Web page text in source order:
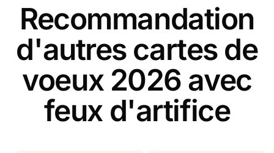
Recommandation
d'autres cartes de
voeux 2026 avec
feux d'artifice